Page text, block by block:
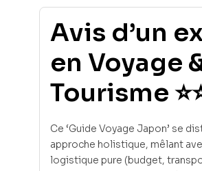
Avis d’un
en Voyage
Tourisme
Ce ‘Guide Voyage Japon’ se
approche holistique, mêlant
logistique pure (budget,